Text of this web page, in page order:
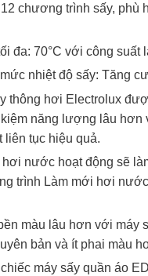
chương trình sấy, phù
đa: 70°C với công suất
nhiệt độ sấy: Tăng
thông hơi Electrolux
năng lượng lâu
liên tục hiệu quả.
nước hoạt động sẽ
trình Làm mới hơi
màu lâu hơn với máy
bản và ít phai màu
máy sấy quần áo